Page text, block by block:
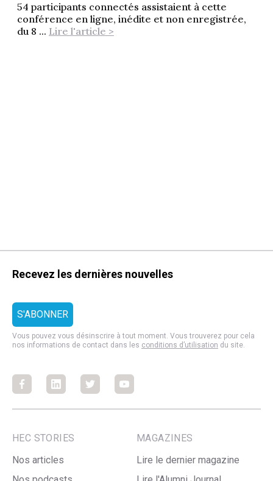
54 participants connectés assistaient à cette
conférence en ligne, inédite et non enregistrée,
du 8 ... Lire l'article >
Recevez les dernières nouvelles
Vous pouvez vous désinscrire à tout moment. Vous trouverez pour cela
nos informations de contact dans les conditions d’utilisation du site.
FacebookFacebookFacebookFacebook
HEC STORIES
Nos articles
MAGAZINES
Lire le dernier magazine